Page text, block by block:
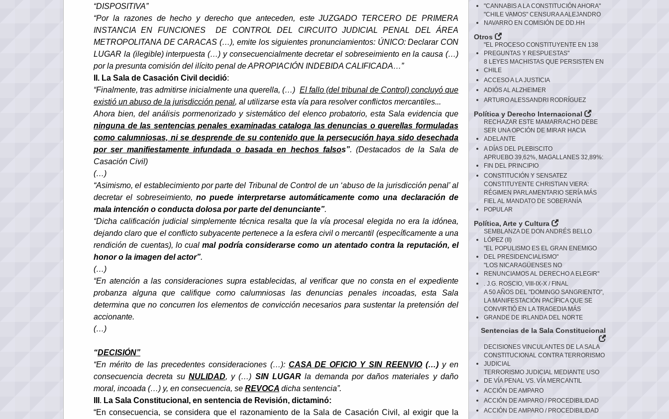
“DISPOSITIVA”
“Por la razones de hecho y derecho que anteceden, este JUZGADO TERCERO DE PRIMERA
INSTANCIA EN FUNCIONES DE CONTROL DEL CIRCUITO JUDICIAL PENAL DEL ÁREA
METROPOLITANA DE CARACAS (…), emite los siguientes pronunciamientos: ÚNICO: Declarar CON
LUGAR la (ilegible) interpuesta (…) y consecuencialmente decretar el sobreseimiento en la causa (…)
por la presunta comisión del ilícito penal de APROPIACIÓN INDEBIDA CALIFICADA…”
II. La Sala de Casación Civil decidió:
“Finalmente, tras admitirse inicialmente una querella, (…) El fallo (del tribunal de Control) concluyó que
existió un abuso de la jurisdicción penal, al utilizarse esta vía para resolver conflictos mercantiles...
Ahora bien, del análisis pormenorizado y sistemático del elenco probatorio, esta Sala evidencia que
ninguna de las sentencias penales examinadas cataloga las denuncias o querellas formuladas
como calumniosas, ni se desprende de su contenido que la persecución haya sido desechada
por ser manifiestamente infundada o basada en hechos falsos”. (Destacados de la Sala de
Casación Civil)
(…)
“Asimismo, el establecimiento por parte del Tribunal de Control de un ‘abuso de la jurisdicción penal’ al
decretar el sobreseimiento, no puede interpretarse automáticamente como una declaración de
mala intención o conducta dolosa por parte del denunciante”.
“Dicha calificación judicial simplemente técnica resalta que la vía procesal elegida no era la idónea,
dejando claro que el conflicto subyacente pertenece a la esfera civil o mercantil (específicamente a una
rendición de cuentas), lo cualmal podría considerarse como un atentado contra la reputación, el
honor o la imagen del actor”.
(…)
“En atención a las consideraciones supra establecidas, al verificar que no consta en el expediente
probanza alguna que califique como calumniosas las denuncias penales incoadas, esta Sala
determina que no concurren los elementos de convicción necesarios para sustentar la pretensión del
accionante.
(…)
“DECISIÓN”
“En mérito de las precedentes consideraciones (…): CASA DE OFICIO Y SIN REENVIO(…) y en
consecuencia decreta su NULIDAD, y (…) SIN LUGARla demanda por daños materiales y daño
moral, incoada (…) y, en consecuencia, se REVOCA dicha sentencia”.
. La Sala Constitucional, en sentencia de Revisión, dictaminó:
“En consecuencia, se considera que el razonamiento de la Sala de Casación Civil, al exigir que la
"CANNABIS A LA CONSTITUCIÓN AHORA"
"CHILE VAMOS" CENSURA A ALEJANDRO
NAVARRO EN COMISIÓN DE DD.HH
Otros
"EL PROCESO CONSTITUYENTE EN 138
PREGUNTAS Y RESPUESTAS"
8 LEYES MACHISTAS QUE PERSISTEN EN
CHILE
ACCESO A LA JUSTICIA
ADIÓS AL ALZHEIMER
ARTURO ALESSANDRI RODRÍGUEZ
Política y Derecho Internacional
RECHAZAR ESTE MAMARRACHO DEBE
SER UNA OPCIÓN DE MIRAR HACIA
ADELANTE
A DÍAS DEL PLEBISCITO
APRUEBO 39,62%, MAGALLANES 32,89%:
FIN DEL PRINCIPIO
CONSTITUCIÓN Y SENSATEZ
CONSTITUYENTE CHRISTIAN VIERA:
RÉGIMEN PARLAMENTARIO SERÍA MÁS
FIEL AL MANDATO DE SOBERANÍA
POPULAR
Política, Arte y Cultura
SEMBLANZA DE DON ANDRÉS BELLO
LÓPEZ (II)
"EL POPULISMO ES EL GRAN ENEMIGO
DEL PRESIDENCIALISMO"
"LOS NICARAGÜENSES NO
RENUNCIAMOS AL DERECHO A ELEGIR"
. J.G. ROSCIO, VIII-IX-X / FINAL
A 50 AÑOS DEL "DOMINGO SANGRIENTO",
LA MANIFESTACIÓN PACÍFICA QUE SE
CONVIRTIÓ EN LA TRAGEDIA MÁS
GRANDE DE IRLANDA DEL NORTE
Sentencias de la Sala Constitucional
DECISIONES VINCULANTES DE LA SALA
CONSTITUCIONAL CONTRA TERRORISMO
JUDICIAL
TERRORISMO JUDICIAL MEDIANTE USO
DE VÍA PENAL VS. VÍA MERCANTIL
ACCIÓN DE AMPARO
ACCIÓN DE AMPARO / PROCEDIBILIDAD
ACCIÓN DE AMPARO / PROCEDIBILIDAD